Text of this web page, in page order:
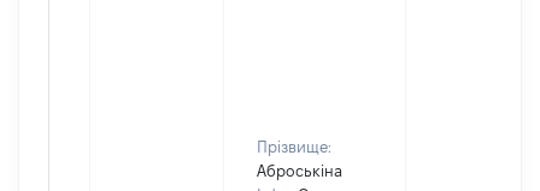
Прізвище:
Аброськіна